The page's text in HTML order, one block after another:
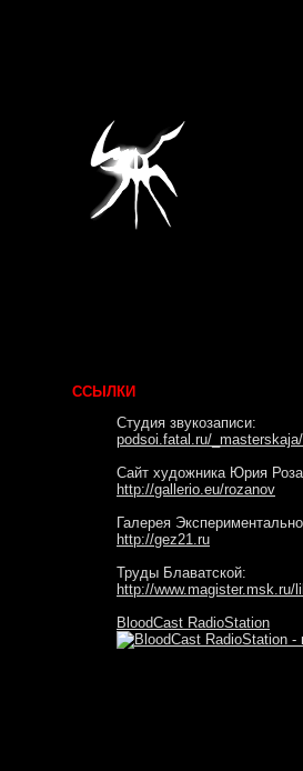
ССЫЛКИ
Студия звукозаписи:
podsoi.fatal.ru/
Сайт художника Юрия
http://gallerio.eu/rozanov
Галерея
http://gez21.ru
Труды Блаватской:
http://
BloodCast RadioStation